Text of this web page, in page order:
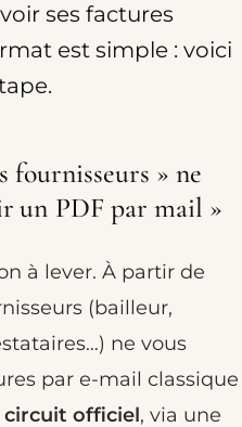
ses factures
est simple : voici
fournisseurs » ne
un PDF par mail »
à lever. À partir de
(bailleur,
ne vous
par e-mail classique
circuit officiel, via une